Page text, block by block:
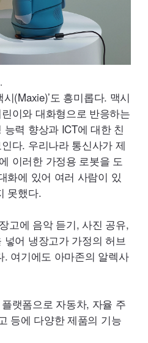
시(Maxie)’도 흥미롭다. 맥시
이와 대화형으로 반응하는
능력 향상과 ICT에 대한 친
다. 우리나라 통신사가 제
이러한 가정용 로봇을 도
화에 있어 여러 사람이 있
못했다.
고에 음악 듣기, 사진 공유,
어 냉장고가 가정의 허브
여기에도 아마존의 알렉사
랫폼으로 자동차, 자율 주
등에 다양한 제품의 기능